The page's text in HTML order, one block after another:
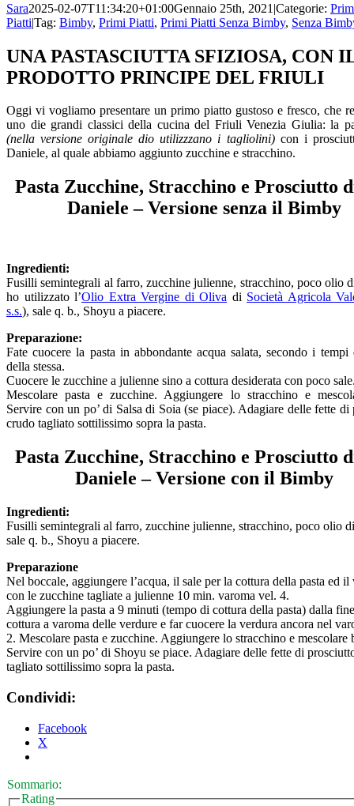
Sara2025-02-07T11:34:20+01:00Gennaio 25th, 2021 |Categorie:
Piatti|Tag: Bimby, Primi Piatti, Primi Piatti Senza Bimby, Senza
UNA PASTASCIUTTA SFIZIOSA, CON
PRODOTTO PRINCIPE DEL FRIULI
Oggi vi vogliamo presentare un primo piatto gustoso e fresco, che
uno die grandi classici della cucina del Friuli Venezia Giulia: la
(nella versione originale dio utilizzzano i tagliolini)con i
Daniele, al quale abbiamo aggiunto zucchine e stracchino.
Pasta Zucchine, Stracchino e Prosciutto
Daniele – Versione senza il Bimby
Ingredienti:
Fusilli semintegrali al farro, zucchine julienne, stracchino, poco olio
ho utilizzato l’Olio Extra Vergine di Oliva di Società Agricola
s.s.), sale q. b., Shoyu a piacere.
Preparazione:
Fate cuocere la pasta in abbondante acqua salata, secondo i tempi
della stessa.
Cuocere le zucchine a julienne sino a cottura desiderata con poco
Mescolare pasta e zucchine. Aggiungere lo stracchino e
Servire con un po’ di Salsa di Soia (se piace). Adagiare delle fette di
crudo tagliato sottilissimo sopra la pasta.
Pasta Zucchine, Stracchino e Prosciutto
Daniele – Versione con il Bimby
Ingredienti:
Fusilli semintegrali al farro, zucchine julienne, stracchino, poco olio
sale q. b., Shoyu a piacere.
Preparazione
Nel boccale, aggiungere l’acqua, il sale per la cottura della pasta ed il
con le zucchine tagliate a julienne 10 min. varoma vel. 4.
Aggiungere la pasta a 9 minuti (tempo di cottura della pasta) dalla
cottura a varoma delle verdure e far cuocere la verdura ancora nel
2. Mescolare pasta e zucchine. Aggiungere lo stracchino e mescolare
Servire con un po’ di Shoyu se piace. Adagiare delle fette di
tagliato sottilissimo sopra la pasta.
Condividi:
Facebook
X
Sommario:
Rating